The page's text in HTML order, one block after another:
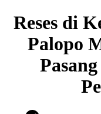
Reses di
Palopo